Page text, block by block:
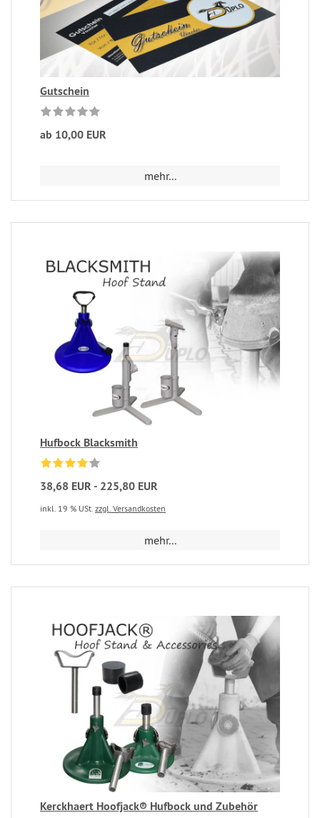
Gutschein
ab 10,00 EUR
mehr...
Hufbock Blacksmith
38,68 EUR - 225,80 EUR
inkl. 19 % USt. zzgl. Versandkosten
mehr...
Kerckhaert Hoofjack® Hufbock und Zubehör